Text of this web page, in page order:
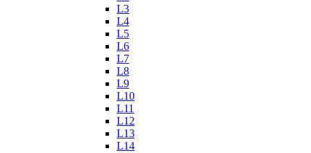
L3
L4
L5
L6
L7
L8
L9
L10
L11
L12
L13
L14